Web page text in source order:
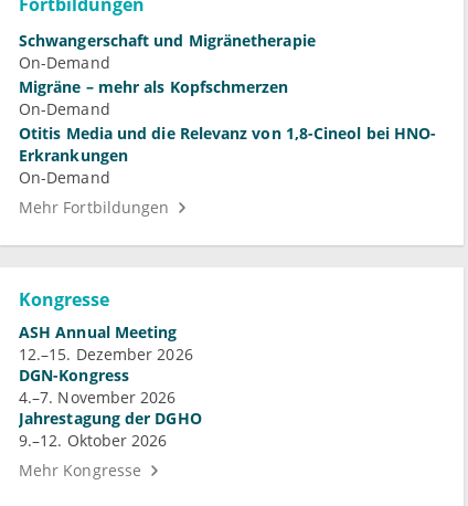
Schwangerschaft und Migränetherapie
On-Demand
Migräne – mehr als Kopfschmerzen
On-Demand
Otitis Media und die Relevanz von 1,8-Cineol bei HNO-
Erkrankungen
On-Demand
Mehr Fortbildungen
Kongresse
ASH Annual Meeting
12.–15. Dezember 2026
DGN-Kongress
4.–7. November 2026
Jahrestagung der DGHO
9.–12. Oktober 2026
Mehr Kongresse